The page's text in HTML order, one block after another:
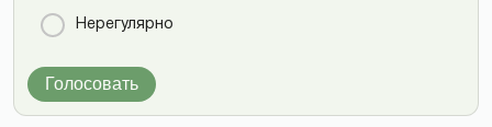
Нерегулярно
Голосовать